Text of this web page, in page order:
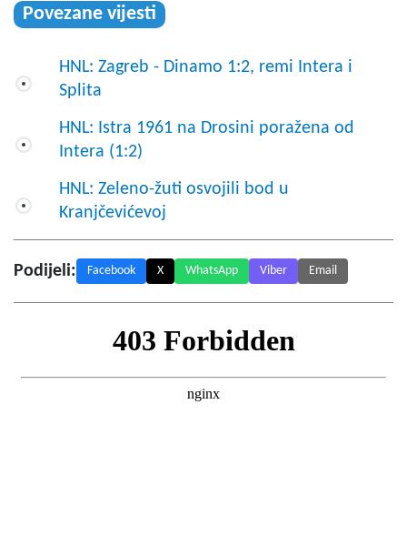
Povezane vijesti
HNL: Zagreb - Dinamo 1:2, remi Intera i
Splita
HNL: Istra 1961 na Drosini poražena od
Intera (1:2)
HNL: Zeleno-žuti osvojili bod u
Kranjčevićevoj
Podijeli: Facebook X WhatsApp Viber Email